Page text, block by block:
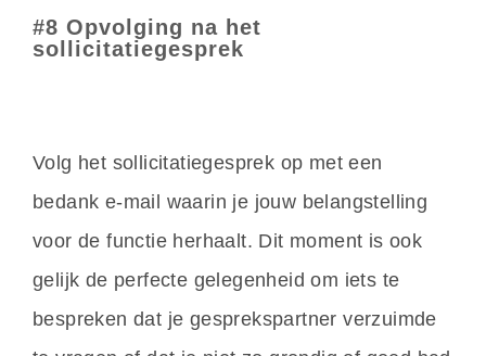
#8 Opvolging na het
sollicitatiegesprek
Volg het sollicitatiegesprek op met een
bedank e-mail waarin je jouw belangstelling
voor de functie herhaalt. Dit moment is ook
gelijk de perfecte gelegenheid om iets te
bespreken dat je gesprekspartner verzuimde